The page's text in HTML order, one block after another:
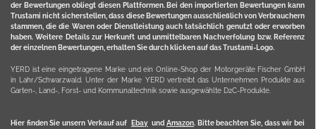
der Bewertungen obliegt diesen Plattformen. Bei den importierten Bewertungen kann
Trustami nicht sicherstellen, dass diese Bewertungen ausschließlich von Verbrauchern
stammen, die die Waren oder Dienstleistung auch tatsächlich genutzt oder erworben
haben. Weitere Details zur Herkunft und unmittelbaren Nachverfolung bzw. Referenz
der einzelnen Bewertungen, erhalten Sie durch klicken auf das Trustami-Logo.
YERD ist eine eingetragene Marke und ein Online-Shop der Motorgeräte Fischer GmbH
in Lahr/Schwarzwald. Unter der Marke YERD vertreibt das Unternehmen Produkte aus
Garten-, Land-, Forst- und Kommunaltechnik sowie ausgewählte D2C-Produkte.
Hier finden Sie unsern Verkauf auf Ebayund Amazon. Bitte beachten Sie, dass wir bei